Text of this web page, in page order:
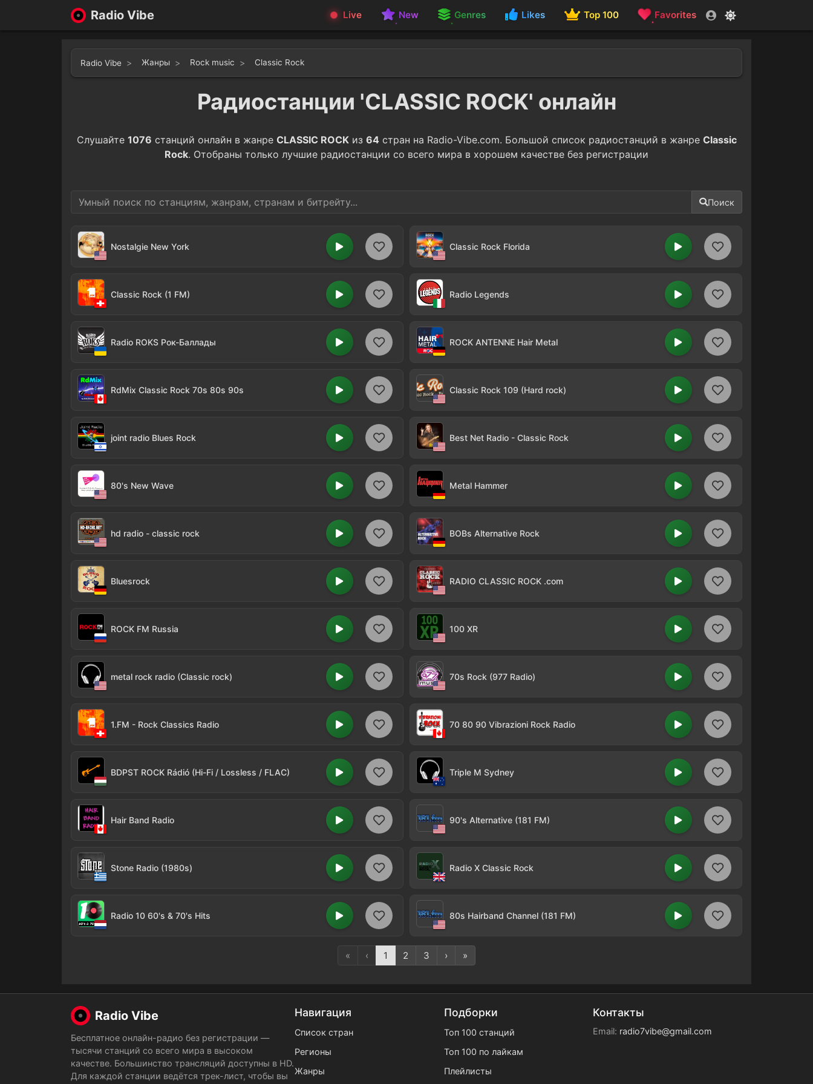
Radio Vibe Live New Genres Likes Top 100 Favorites
Radio Vibe Жанры Rock music Classic Rock
Радиостанции 'CLASSIC ROCK' онлайн
Слушайте 1076 станций онлайн в жанре CLASSIC ROCKиз 64 стран на Radio-Vibe.com. Большой список радиостанций в жанре Classic
Rock. Отобраны только лучшие радиостанции со всего мира в хорошем качестве без регистрации
Поиск
Nostalgie New York Classic Rock Florida
Classic Rock (1 FM) Radio Legends
Radio ROKS Рок-Баллады ROCK ANTENNE Hair Metal
RdMix Classic Rock 70s 80s 90s Classic Rock 109 (Hard rock)
joint radio Blues Rock Best Net Radio - Classic Rock
80's New Wave Metal Hammer
hd radio - classic rock BOBs Alternative Rock
Bluesrock RADIO CLASSIC ROCK .com
ROCK FM Russia 100 XR
metal rock radio (Classic rock) 70s Rock (977 Radio)
1.FM - Rock Classics Radio 70 80 90 Vibrazioni Rock Radio
BDPST ROCK Rádió (Hi-Fi / Lossless / FLAC) Triple M Sydney
Hair Band Radio 90's Alternative (181 FM)
Stone Radio (1980s) Radio X Classic Rock
Radio 10 60's & 70's Hits 80s Hairband Channel (181 FM)
« ‹ 1 2 3 › »
Radio Vibe
Бесплатное онлайн-радио без регистрации —
тысячи станций со всего мира в высоком
качестве. Большинство трансляций доступны в HD.
Для каждой станции ведётся трек-лист, чтобы вы
Навигация
Список стран
Регионы
Жанры
Подборки
Топ 100 станций
Топ 100 по лайкам
Плейлисты
Контакты
Email: radio7vibe@gmail.com